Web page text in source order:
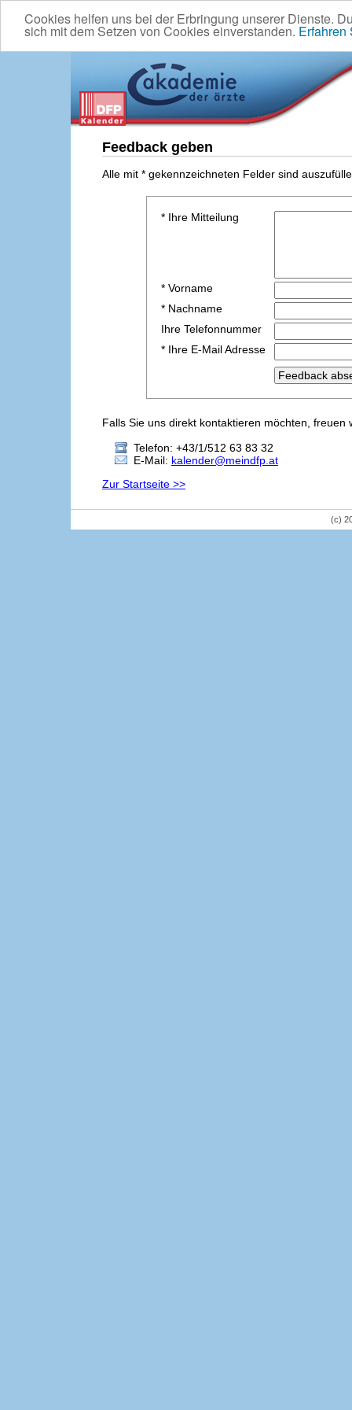
Cookies helfen uns bei der Erbringung unserer Dienste.
sich mit dem Setzen von Cookies einverstanden. Erfahren
Feedback geben
Alle mit * gekennzeichneten Felder sind
* Ihre Mitteilung
* Vorname
* Nachname
Ihre Telefonnummer
* Ihre E-Mail Adresse
Falls Sie uns direkt kontaktieren möchten,
Telefon: +43/1/512 63 83 32
E-Mail: kalender@meindfp.at
Zur Startseite >>
(c)